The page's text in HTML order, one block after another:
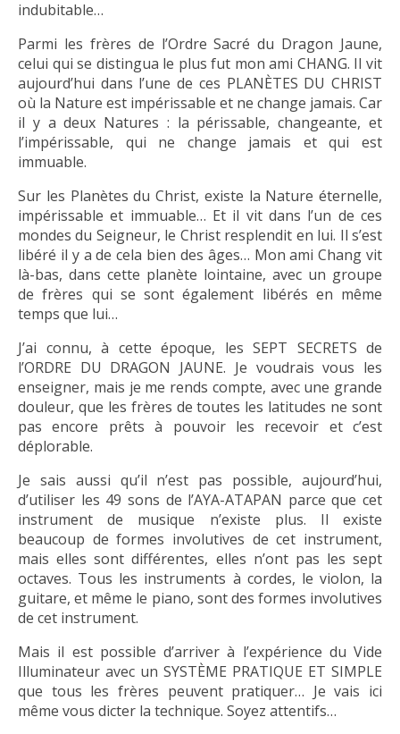
indubitable…
Parmi les frères de l’Ordre Sacré du Dragon Jaune,
celui qui se distingua le plus fut mon ami CHANG. Il vit
aujourd’hui dans l’une de ces PLANÈTES DU CHRIST
où la Nature est impérissable et ne change jamais. Car
il y a deux Natures : la périssable, changeante, et
l’impérissable, qui ne change jamais et qui est
immuable.
Sur les Planètes du Christ, existe la Nature éternelle,
impérissable et immuable… Et il vit dans l’un de ces
mondes du Seigneur, le Christ resplendit en lui. Il s’est
libéré il y a de cela bien des âges… Mon ami Chang vit
là-bas, dans cette planète lointaine, avec un groupe
de frères qui se sont également libérés en même
temps que lui…
J’ai connu, à cette époque, les SEPT SECRETS de
l’ORDRE DU DRAGON JAUNE. Je voudrais vous les
enseigner, mais je me rends compte, avec une grande
douleur, que les frères de toutes les latitudes ne sont
pas encore prêts à pouvoir les recevoir et c’est
déplorable.
Je sais aussi qu’il n’est pas possible, aujourd’hui,
d’utiliser les 49 sons de l’AYA-ATAPAN parce que cet
instrument de musique n’existe plus. Il existe
beaucoup de formes involutives de cet instrument,
mais elles sont différentes, elles n’ont pas les sept
octaves. Tous les instruments à cordes, le violon, la
guitare, et même le piano, sont des formes involutives
de cet instrument.
Mais il est possible d’arriver à l’expérience du Vide
Illuminateur avec un SYSTÈME PRATIQUE ET SIMPLE
que tous les frères peuvent pratiquer… Je vais ici
même vous dicter la technique. Soyez attentifs…